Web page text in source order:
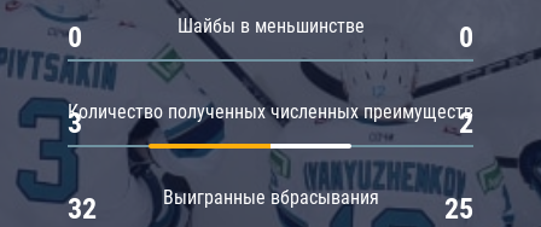
Шайбы в меньшинстве
0 0
Количество полученных численных преимуществ
3 2
Выигранные вбрасывания
32 25